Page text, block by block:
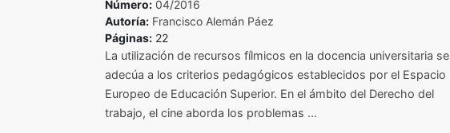
Número:04/2016
Autoría: Francisco Alemán Páez
Páginas:22
La utilización de recursos fílmicos en la docencia universitaria se
adecúa a los criterios pedagógicos establecidos por el Espacio
Europeo de Educación Superior. En el ámbito del Derecho del
trabajo, el cine aborda los problemas ...